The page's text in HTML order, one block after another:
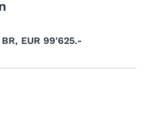
EUR 99'625.-